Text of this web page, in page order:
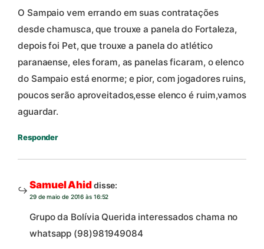
O Sampaio vem errando em suas contratações
desde chamusca, que trouxe a panela do Fortaleza,
depois foi Pet, que trouxe a panela do atlético
paranaense, eles foram, as panelas ficaram, o elenco
do Sampaio está enorme; e pior, com jogadores ruins,
poucos serão aproveitados,esse elenco é ruim,vamos
aguardar.
Responder
Samuel Ahiddisse:
29 de maio de 2016 às 16:52
Grupo da Bolívia Querida interessados chama no
whatsapp (98)981949084